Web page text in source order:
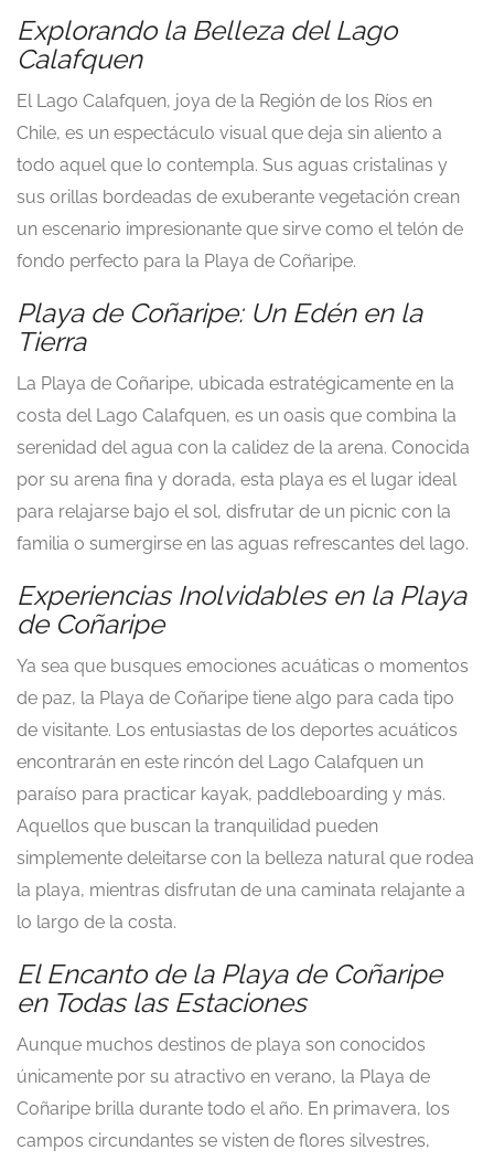
Explorando la Belleza del Lago
Calafquen
El Lago Calafquen, joya de la Región de los Ríos en
Chile, es un espectáculo visual que deja sin aliento a
todo aquel que lo contempla. Sus aguas cristalinas y
sus orillas bordeadas de exuberante vegetación crean
un escenario impresionante que sirve como el telón de
fondo perfecto para la Playa de Coñaripe.
Playa de Coñaripe: Un Edén en la
Tierra
La Playa de Coñaripe, ubicada estratégicamente en la
costa del Lago Calafquen, es un oasis que combina la
serenidad del agua con la calidez de la arena. Conocida
por su arena fina y dorada, esta playa es el lugar ideal
para relajarse bajo el sol, disfrutar de un picnic con la
familia o sumergirse en las aguas refrescantes del lago.
Experiencias Inolvidables en la Playa
de Coñaripe
Ya sea que busques emociones acuáticas o momentos
de paz, la Playa de Coñaripe tiene algo para cada tipo
de visitante. Los entusiastas de los deportes acuáticos
encontrarán en este rincón del Lago Calafquen un
paraíso para practicar kayak, paddleboarding y más.
Aquellos que buscan la tranquilidad pueden
simplemente deleitarse con la belleza natural que rodea
la playa, mientras disfrutan de una caminata relajante a
lo largo de la costa.
El Encanto de la Playa de Coñaripe
en Todas las Estaciones
Aunque muchos destinos de playa son conocidos
únicamente por su atractivo en verano, la Playa de
Coñaripe brilla durante todo el año. En primavera, los
campos circundantes se visten de flores silvestres,